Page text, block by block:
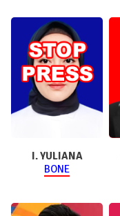
I. YULIANA
BONE